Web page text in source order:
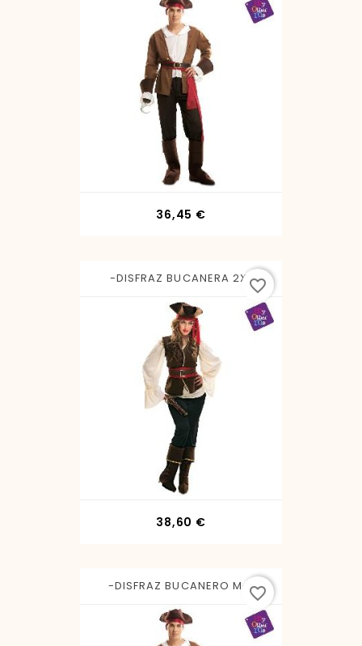
36,45 €
-DISFRAZ BUCANERA 2XL
38,60 €
favorite_border
-DISFRAZ BUCANERO M-Lfavorite_border